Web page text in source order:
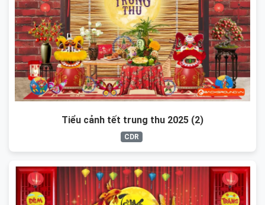
Tiểu cảnh tết trung thu 2025 (2)
CDR